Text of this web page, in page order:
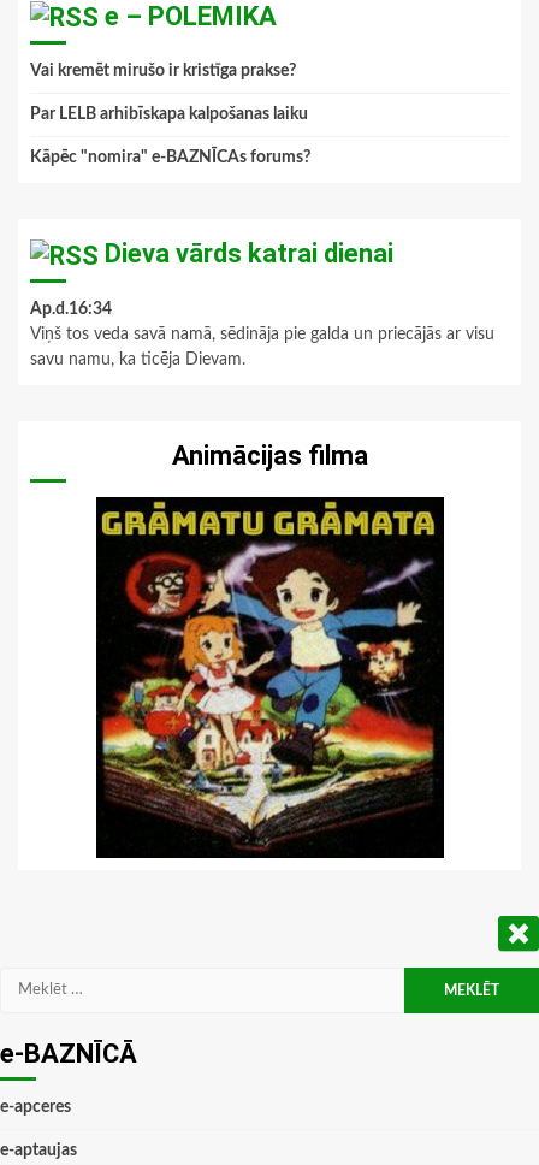
e – POLEMIKA
Vai kremēt mirušo ir kristīga prakse?
Par LELB arhibīskapa kalpošanas laiku
Kāpēc "nomira" e-BAZNĪCAs forums?
Dieva vārds katrai dienai
Ap.d.16:34
Viņš tos veda savā namā, sēdināja pie galda un priecājās ar visu
savu namu, ka ticēja Dievam.
Animācijas filma
Meklēt:
e-BAZNĪCĀ
e-apceres
e-aptaujas